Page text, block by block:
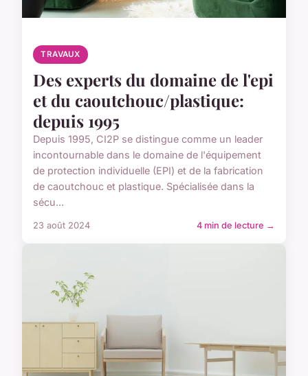
TRAVAUX
Des experts du domaine de l'epi
et du caoutchouc/plastique:
depuis 1995
Depuis 1995, CI2P se distingue comme un leader
incontournable dans le domaine de l'équipement
de protection individuelle (EPI) et de la fabrication
de caoutchouc et plastique. Spécialisée dans la
sécu...
23 août 2024 4 min de lecture →